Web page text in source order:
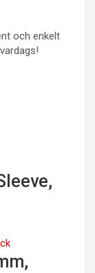
och enkelt